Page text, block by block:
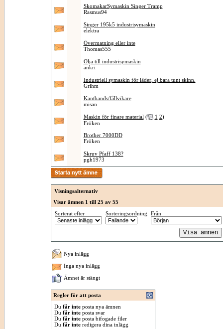
SkomakarSymaskin Singer Tramp
Rasmus94
Singer 195k5 industrisymaskin
elektra
Övermatning eller inte
Thomas555
Olja till industrisymaskin
ankri
Industriell symaskin för läder, ej bara tunt skinn.
Grihm
Kantbands/fållvikare
misan
Maskin för finare material ( 1 2)
Fröken
Brother 7000DD
Fröken
Skruv Pfaff 138?
pgh1973
Visningsalternativ
Visar ämnen 1 till 25 av 55
Sorterat efter
Sorteringsordning Från
Nya inlägg
Inga nya inlägg
Ämnet är stängt
Regler för att posta
Du får inteposta nya ämnen
Du får inteposta svar
Du får inteposta bifogade filer
Du får interedigera dina inlägg